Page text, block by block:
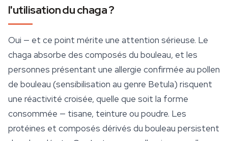
l'utilisation du chaga ?
Oui — et ce point mérite une attention sérieuse. Le
chaga absorbe des composés du bouleau, et les
personnes présentant une allergie confirmée au pollen
de bouleau (sensibilisation au genre Betula) risquent
une réactivité croisée, quelle que soit la forme
consommée — tisane, teinture ou poudre. Les
protéines et composés dérivés du bouleau persistent